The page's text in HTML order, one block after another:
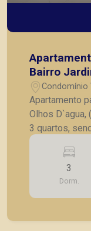
Bairro
Sul), em
Condomínio
Preto/SP
Apartamento
Olhos D`agua,
3 quartos,
Lavabo; - Sala
planejada; -
fechada em
Piramid tem
com agilidade
3
Dorm.